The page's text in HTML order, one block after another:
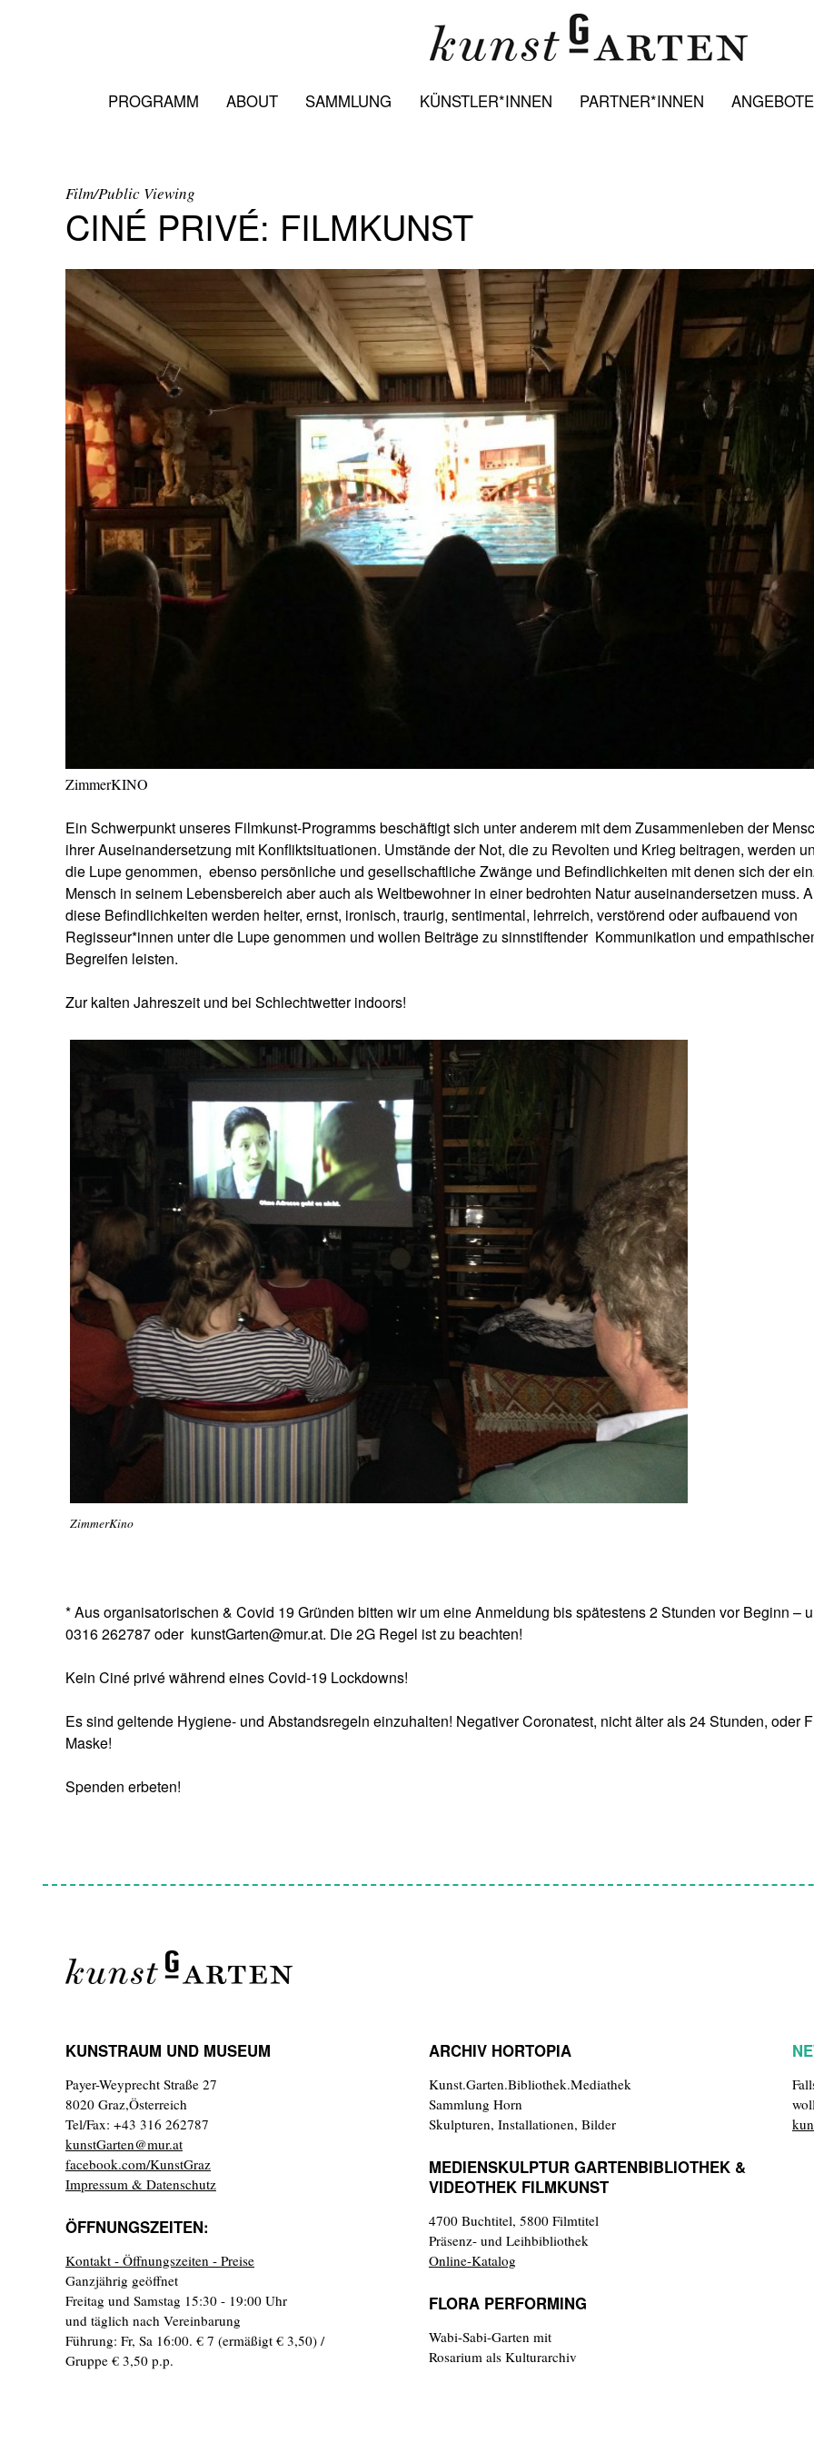
PROGRAMM ABOUT SAMMLUNG KÜNSTLER*INNEN PARTNER*INNEN
Film/Public Viewing
CINÉ PRIVÉ: FILMKUNST
ZimmerKINO
Ein Schwerpunkt unseres Filmkunst-Programms beschäftigt sich unter anderem mit dem Zusammenleben der
ihrer Auseinandersetzung mit Konfliktsituationen. Umstände der Not, die zu Revolten und Krieg beitragen, werden
die Lupe genommen, ebenso persönliche und gesellschaftliche Zwänge und Befindlichkeiten mit denen sich der
Mensch in seinem Lebensbereich aber auch als Weltbewohner in einer bedrohten Natur auseinandersetzen muss.
diese Befindlichkeiten werden heiter, ernst, ironisch, traurig, sentimental, lehrreich, verstörend oder aufbauend von
Regisseur*innen unter die Lupe genommen und wollen Beiträge zu sinnstiftender Kommunikation und
Begreifen leisten.
Zur kalten Jahreszeit und bei Schlechtwetter indoors!
ZimmerKino
* Aus organisatorischen & Covid 19 Gründen bitten wir um eine Anmeldung bis spätestens 2 Stunden vor Beginn –
0316 262787 oder kunstGarten@mur.at. Die 2G Regel ist zu beachten!
Kein Ciné privé während eines Covid-19 Lockdowns!
Es sind geltende Hygiene- und Abstandsregeln einzuhalten! Negativer Coronatest, nicht älter als 24 Stunden, oder
Maske!
Spenden erbeten!
KUNSTRAUM UND MUSEUM
Payer-Weyprecht Straße 27
8020 Graz,Österreich
Tel/Fax: +43 316 262787
kunstGarten@mur.at
facebook.com/KunstGraz
Impressum & Datenschutz
ÖFFNUNGSZEITEN:
Kontakt - Öffnungszeiten - Preise
Ganzjährig geöffnet
Freitag und Samstag 15:30 - 19:00 Uhr
und täglich nach Vereinbarung
Führung: Fr, Sa 16:00. € 7 (ermäßigt € 3,50) /
Gruppe € 3,50 p.p.
ARCHIV HORTOPIA
Kunst.Garten.Bibliothek.Mediathek
Sammlung Horn
Skulpturen, Installationen, Bilder
MEDIENSKULPTUR GARTENBIBLIOTHEK &
VIDEOTHEK FILMKUNST
4700 Buchtitel, 5800 Filmtitel
Präsenz- und Leihbibliothek
Online-Katalog
FLORA PERFORMING
Wabi-Sabi-Garten mit
Rosarium als Kulturarchiv